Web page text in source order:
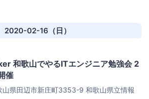
2020-02-16（日）
和歌山でやるITエンジニア勉強会 2
催
山県田辺市新庄町3353-9 和歌山県立情報